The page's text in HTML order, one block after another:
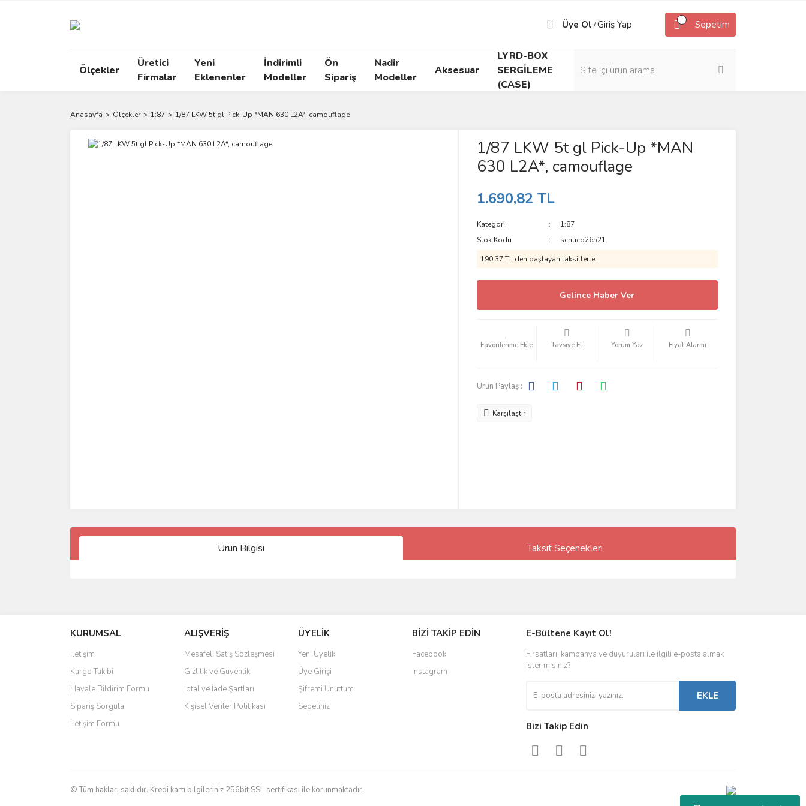
Üye Ol /Giriş Yap Sepetim
Ölçekler
Üretici
Firmalar
Yeni
Eklenenler
İndirimli
Modeller
Ön
Sipariş
Nadir
Modeller
Aksesuar
LYRD-BOX
SERGİLEME
(CASE)
Anasayfa Ölçekler 1:87 1/87 LKW 5t gl Pick-Up *MAN 630 L2A*, camouflage
1/87 LKW 5t gl Pick-Up *MAN
630 L2A*, camouflage
1.690,82 TL
Kategori
1:87
Stok Kodu
schuco26521
190,37 TL den başlayan taksitlerle!
Gelince Haber Ver
Tavsiye Et Yorum Yaz Fiyat Alarmı
Ürün Paylaş :
Karşılaştır
Ürün Bilgisi Taksit Seçenekleri
KURUMSAL
İletişim
Kargo Takibi
Havale Bildirim Formu
Sipariş Sorgula
İletişim Formu
ALIŞVERİŞ
Mesafeli Satış Sözleşmesi
Gizlilik ve Güvenlik
İptal ve İade Şartları
Kişisel Veriler Politikası
ÜYELİK
Yeni Üyelik
Üye Girişi
Şifremi Unuttum
Sepetiniz
BİZİ TAKİP EDİN
Facebook
Instagram
E-Bültene Kayıt Ol!
Fırsatları, kampanya ve duyuruları ile ilgili e-posta almak
ister misiniz?
EKLE
Bizi Takip Edin
© Tüm hakları saklıdır. Kredi kartı bilgileriniz 256bit SSL sertifikası ile korunmaktadır.